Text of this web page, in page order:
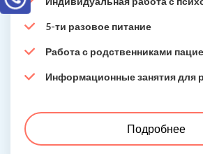
5-ти разовое питание
Работа с родственниками
Информационные занятия для
Подробнее